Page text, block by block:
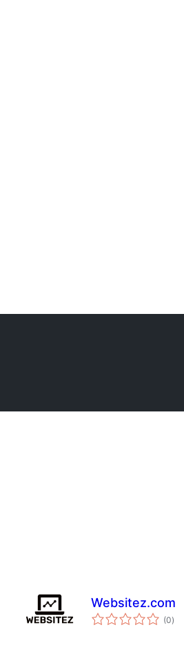
Websitez.com
(0total
de
)